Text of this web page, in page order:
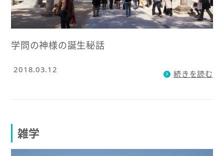
学問の神様の誕生秘話
2018.03.12 続きを読む
雑学